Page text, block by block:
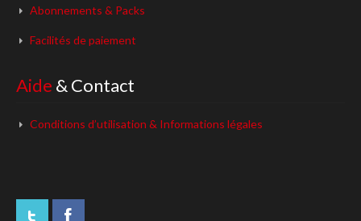
Abonnements & Packs
Facilités de paiement
Aide & Contact
Conditions d’utilisation & Informations légales